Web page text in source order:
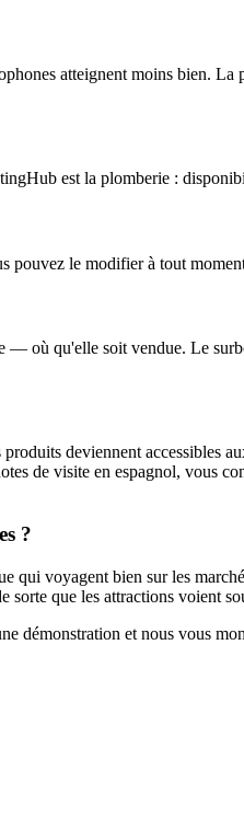
atteignent moins bien. La
est la plomberie :
pouvez le modifier à tout
où qu'elle soit vendue. Le
deviennent accessibles
de visite en espagnol,
?
qui voyagent bien sur les
sorte que les attractions voient
démonstration et nous vous